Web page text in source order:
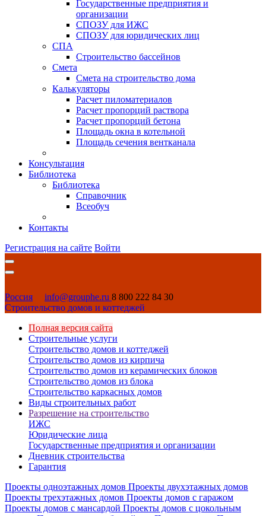
Государственные предприятия и
организации
СПОЗУ для ИЖС
СПОЗУ для юридических лиц
СПА
Строительство бассейнов
Смета
Смета на строительство дома
Калькуляторы
Расчет пиломатериалов
Расчет пропорций раствора
Расчет пропорций бетона
Площадь окна в котельной
Площадь сечения вентканала
Консультация
Библиотека
Библиотека
Справочник
Всеобуч
Контакты
Регистрация на сайте Войти
Россия info@grouphe.ru 8 800 222 84 30
Строительство домов и коттеджей
Полная версия сайта
Строительные услуги
Строительство домов и коттеджей
Строительство домов из кирпича
Строительство домов из керамических блоков
Строительство домов из блока
Строительство каркасных домов
Виды строительных работ
Разрешение на строительство
ИЖС
Юридические лица
Государственные предприятия и организации
Дневник строительства
Гарантия
Проекты одноэтажных домов Проекты двухэтажных домов
Проекты трехэтажных домов Проекты домов с гаражом
Проекты домов с мансардой Проекты домов с цокольным